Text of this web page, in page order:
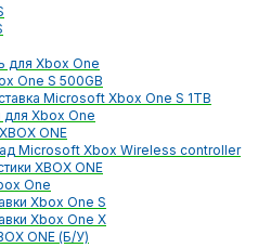
для Xbox One
One S 500GB
Microsoft Xbox One S 1TB
для Xbox One
ONE
Microsoft Xbox Wireless controller
XBOX ONE
One
Xbox One S
Xbox One X
ONE (Б/У)